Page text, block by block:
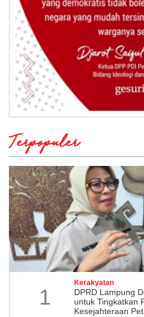
Terpopuler
1
Kerakyatan
DPRD Lampung
untuk Tingkatkan
Kesejahteraan